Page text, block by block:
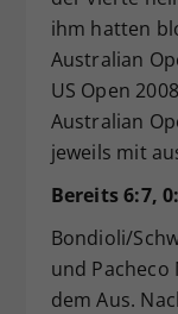
ihm hatten
Australian
US Open
Australian
jeweils mit
Bereits 6:7,
Bondioli/
und
dem Aus.